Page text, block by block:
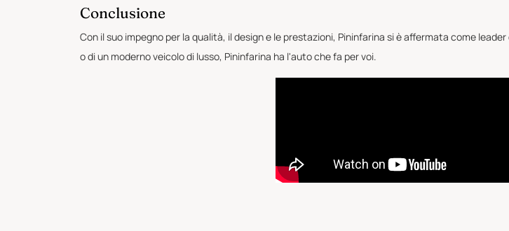
Conclusione
Con il suo impegno per la qualità, il design e le prestazioni, Pininfarina si è affermata come
o di un moderno veicolo di lusso, Pininfarina ha l'auto che fa per voi.